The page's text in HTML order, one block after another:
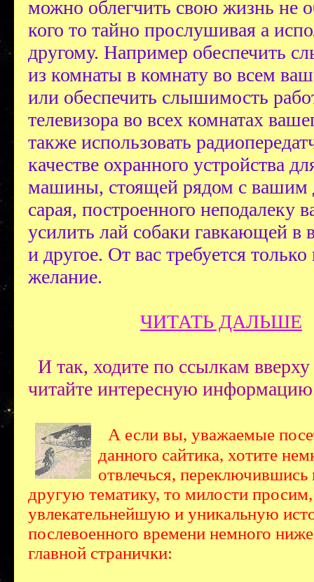
можно облегчить свою жизнь не
кого то тайно прослушивая а
другому. Например обеспечить
из комнаты в комнату во всем
или обеспечить слышимость
телевизора во всех комнатах
также использовать
качестве охранного устройства
машины, стоящей рядом с вашим
сарая, построенного неподалеку
усилить лай собаки гавкающей в
и другое. От вас требуется
желание.
ЧИТАТЬ ДАЛЬШЕ
И так, ходите по ссылкам
читайте интересную
А если вы, уважаемые
данного сайтика, хотите
отвлечься, переключившись
другую тематику, то милости
увлекательнейшую и уникальную
послевоенного времени немного
главной странички: